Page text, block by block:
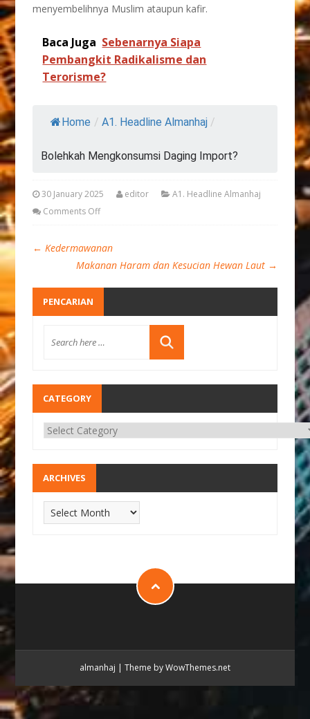
menyembelihnya Muslim ataupun kafir.
Baca Juga Sebenarnya Siapa
Pembangkit Radikalisme dan
Terorisme?
Home / A1. Headline Almanhaj /
Bolehkah Mengkonsumsi Daging Import?
30 January 2025 editor
A1. Headline Almanhaj
Comments Off
← Kedermawanan
Makanan Haram dan Kesucian Hewan Laut →
PENCARIAN
CATEGORY
ARCHIVES
almanhaj | Theme by WowThemes.net